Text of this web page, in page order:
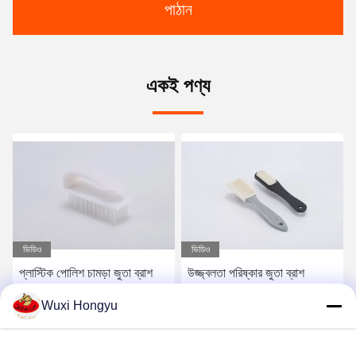
পাঠান
একই পণ্য
ভিডিও
প্লাস্টিক পোলিশ চামড়া জুতা ব্রাশ
ব্রাশ মিনি হ্যান্ডেল ওয়াশিং মাল্টি
ফাংশনাল পরিষ্কার জুতা চকচকে কিট
ভিডিও
উজ্জ্বলতা পরিষ্কার জুতা ব্রাশ
Wuxi Hongyu